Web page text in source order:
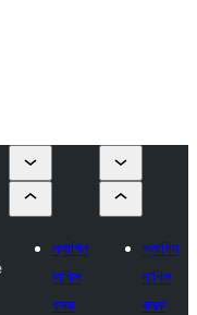
প্লাগিন
দাখিল
কৰক
প্লাগিন
দাখিল
কৰক